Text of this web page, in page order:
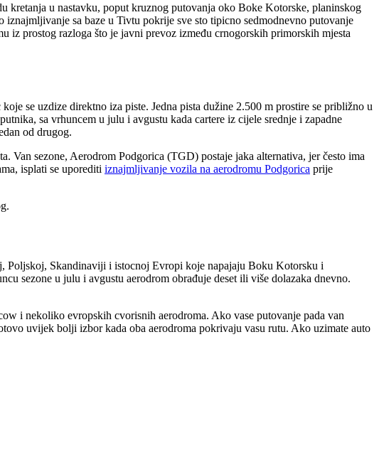
kretanja u nastavku, poput kruznog putovanja oko Boke Kotorske, planinskog
sa baze u Tivtu pokrije sve sto tipicno sedmodnevno putovanje
iz prostog razloga što je javni prevoz između crnogorskih primorskih mjesta
se uzdize direktno iza piste. Jedna pista dužine 2.500 m prostire se približno u
sa vrhuncem u julu i avgustu kada cartere iz cijele srednje i zapadne
od drugog.
Van sezone, Aerodrom Podgorica (TGD) postaje jaka alternativa, jer često ima
isplati se uporediti iznajmljivanje vozila na aerodromu Podgorica prije
Poljskoj, Skandinaviji i istocnoj Evropi koje napajaju Boku Kotorsku i
sezone u julu i avgustu aerodrom obrađuje deset ili više dolazaka dnevno.
i nekoliko evropskih cvorisnih aerodroma. Ako vase putovanje pada van
uvijek bolji izbor kada oba aerodroma pokrivaju vasu rutu. Ako uzimate auto